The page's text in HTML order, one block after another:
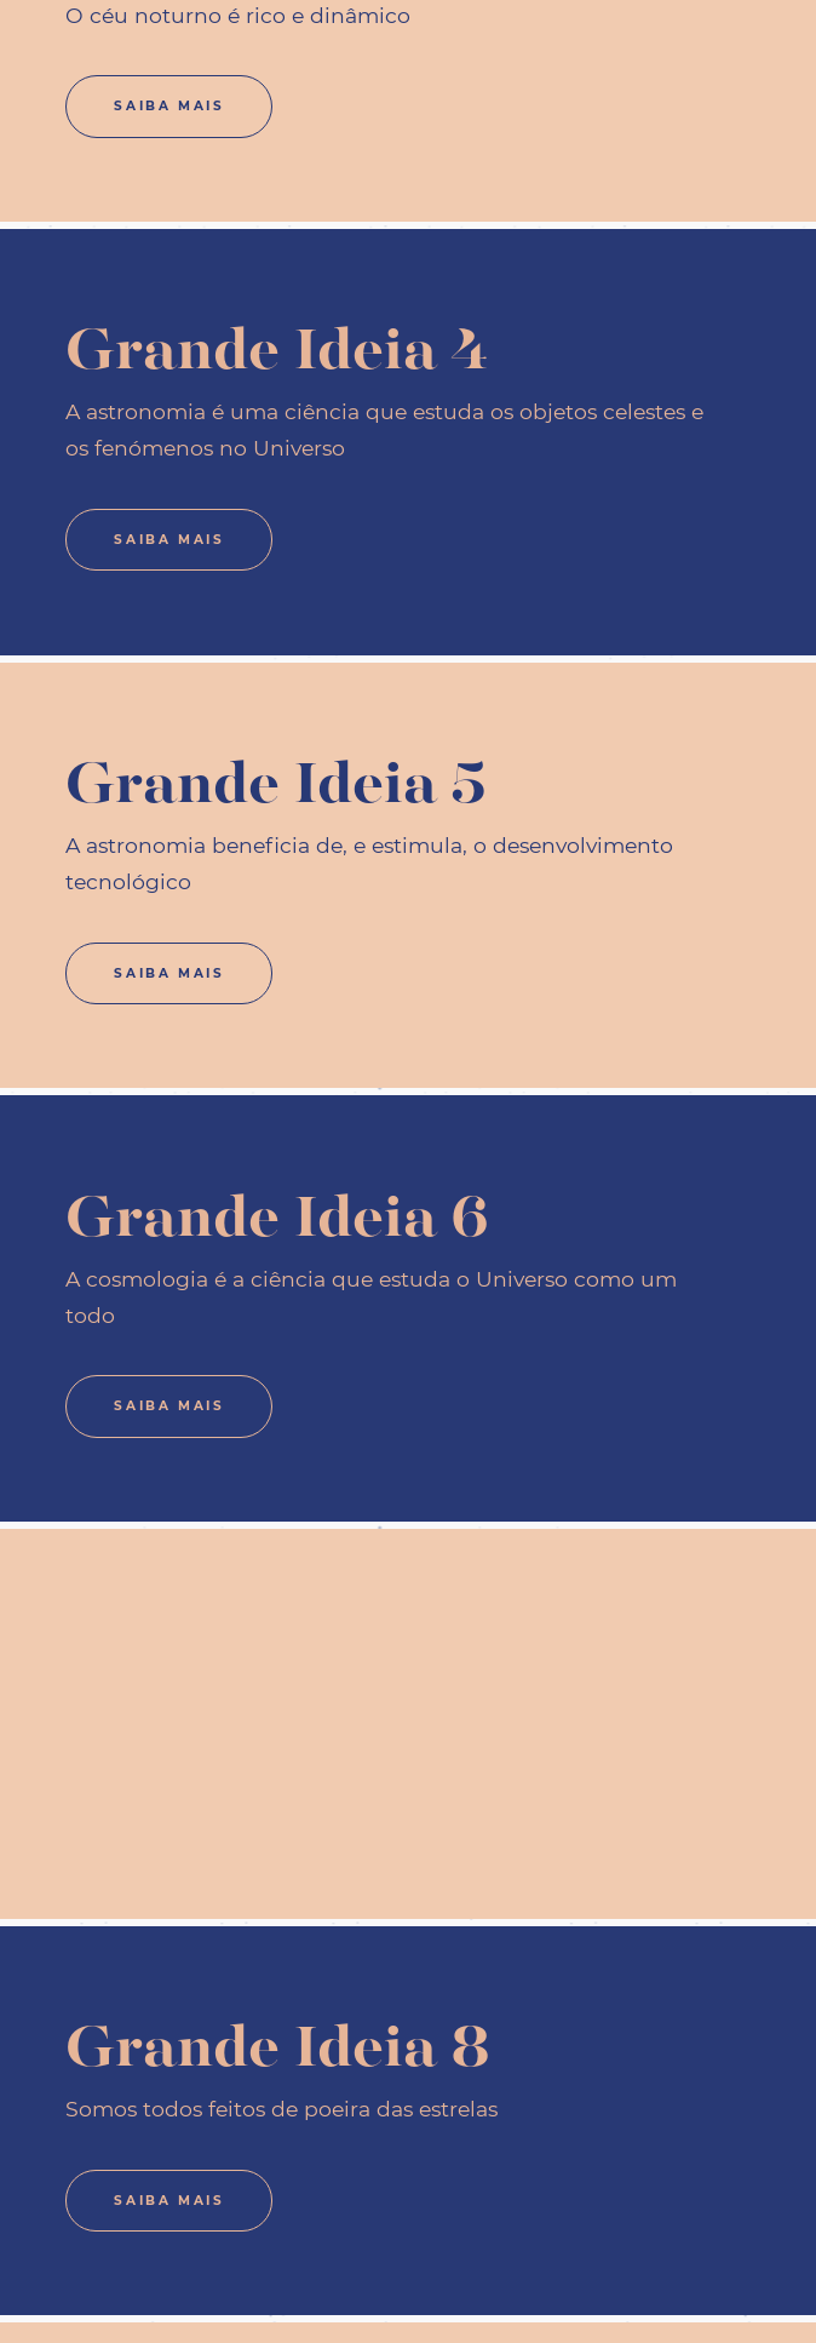
O céu noturno é rico e dinâmico
SAIBA MAIS
Grande Ideia 4
A astronomia é uma ciência que estuda os objetos celestes e
os fenómenos no Universo
SAIBA MAIS
Grande Ideia 5
A astronomia beneficia de, e estimula, o desenvolvimento
tecnológico
SAIBA MAIS
Grande Ideia 6
A cosmologia é a ciência que estuda o Universo como um
todo
SAIBA MAIS
Grande Ideia 8
Somos todos feitos de poeira das estrelas
SAIBA MAIS